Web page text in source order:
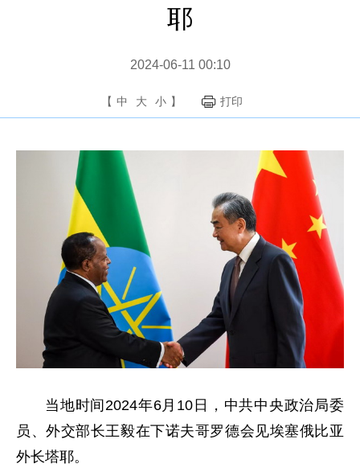
耶
2024-06-11 00:10
【 中 大 小 】 打印
当地时间2024年6月10日，中共中央政治局委
员、外交部长王毅在下诺夫哥罗德会见埃塞俄比亚
外长塔耶。